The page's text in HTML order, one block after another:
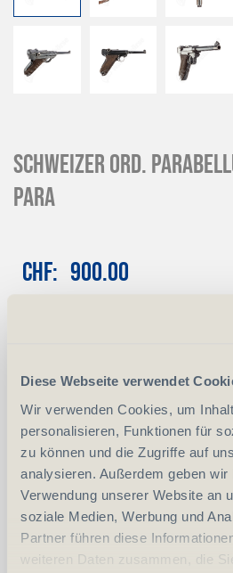
Diese Webseite verwendet
Wir verwenden Cookies, um
personalisieren, Funktionen für
zu können und die Zugriffe auf
analysieren. Außerdem geben
Verwendung unserer Website an
soziale Medien, Werbung und
Partner führen diese
weiteren Daten zusammen, die
Schweizer Ord.
para
CHF 900.00
Anzahlung+ CHF 100.00
vergleichen
Anzahl